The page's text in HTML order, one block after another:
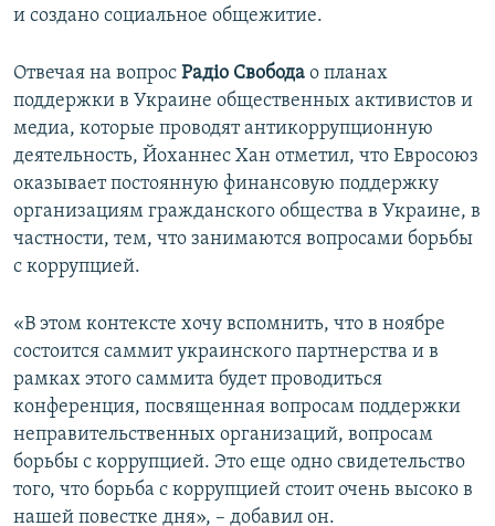
и создано социальное общежитие.
Отвечая на вопрос Радіо Свобода о планах
поддержки в Украине общественных активистов и
медиа, которые проводят антикоррупционную
деятельность, Йоханнес Хан отметил, что Евросоюз
оказывает постоянную финансовую поддержку
организациям гражданского общества в Украине, в
частности, тем, что занимаются вопросами борьбы
с коррупцией.
«В этом контексте хочу вспомнить, что в ноябре
состоится саммит украинского партнерства и в
рамках этого саммита будет проводиться
конференция, посвященная вопросам поддержки
неправительственных организаций, вопросам
борьбы с коррупцией. Это еще одно свидетельство
того, что борьба с коррупцией стоит очень высоко в
нашей повестке дня», – добавил он.